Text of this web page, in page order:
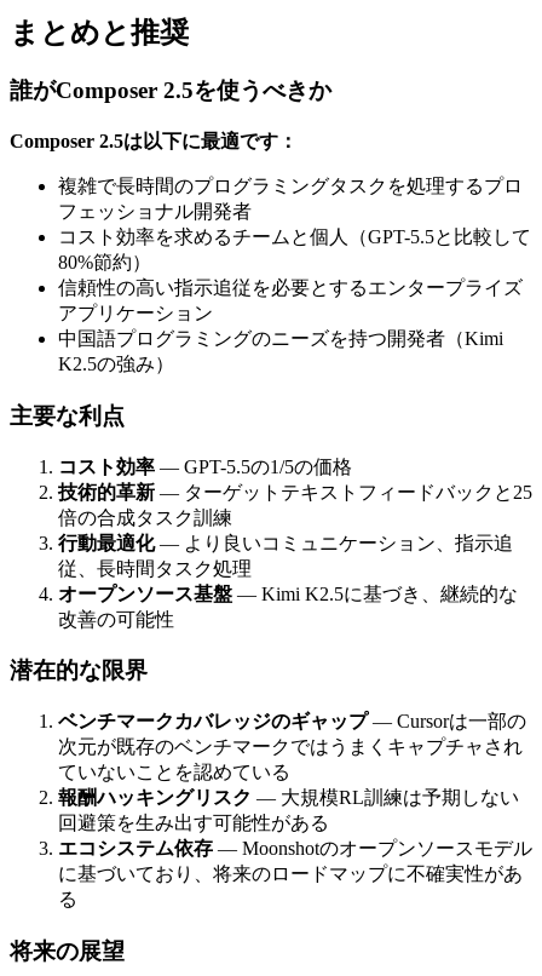
まとめと推奨
誰がComposer 2.5を使うべきか
Composer 2.5は以下に最適です：
複雑で長時間のプログラミングタスクを処理するプロ
フェッショナル開発者
コスト効率を求めるチームと個人（GPT-5.5と比較して
80%節約）
信頼性の高い指示追従を必要とするエンタープライズ
アプリケーション
中国語プログラミングのニーズを持つ開発者（Kimi
K2.5の強み）
主要な利点
コスト効率 — GPT-5.5の1/5の価格
技術的革新 — ターゲットテキストフィードバックと25
倍の合成タスク訓練
行動最適化— より良いコミュニケーション、指示追
従、長時間タスク処理
オープンソース基盤 — Kimi K2.5に基づき、継続的な
改善の可能性
潜在的な限界
ベンチマークカバレッジのギャップ— Cursorは一部の
次元が既存のベンチマークではうまくキャプチャされ
ていないことを認めている
報酬ハッキングリスク — 大規模RL訓練は予期しない
回避策を生み出す可能性がある
エコシステム依存 — Moonshotのオープンソースモデル
に基づいており、将来のロードマップに不確実性があ
る
将来の展望